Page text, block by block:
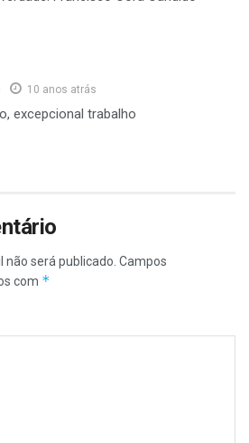
10 anos atrás
excepcional trabalho
será publicado. Campos
com *